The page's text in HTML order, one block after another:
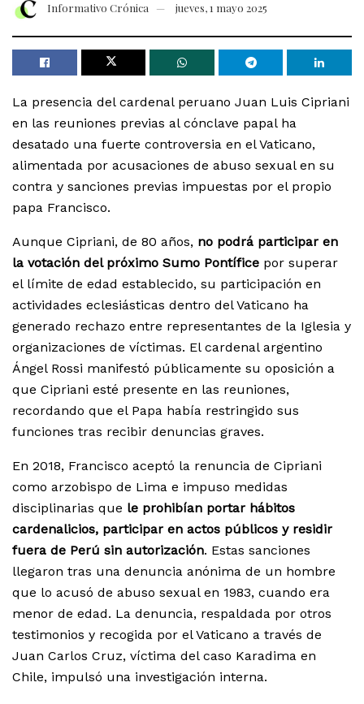
Informativo Crónica jueves, 1 mayo 2025
La presencia del cardenal peruano Juan Luis Cipriani
en las reuniones previas al cónclave papal ha
desatado una fuerte controversia en el Vaticano,
alimentada por acusaciones de abuso sexual en su
contra y sanciones previas impuestas por el propio
papa Francisco.
Aunque Cipriani, de 80 años, no podrá participar en
la votación del próximo Sumo Pontífice por superar
el límite de edad establecido, su participación en
actividades eclesiásticas dentro del Vaticano ha
generado rechazo entre representantes de la Iglesia y
organizaciones de víctimas. El cardenal argentino
Ángel Rossi manifestó públicamente su oposición a
que Cipriani esté presente en las reuniones,
recordando que el Papa había restringido sus
funciones tras recibir denuncias graves.
En 2018, Francisco aceptó la renuncia de Cipriani
como arzobispo de Lima e impuso medidas
disciplinarias que le prohibían portar hábitos
cardenalicios, participar en actos públicos y residir
fuera de Perú sin autorización. Estas sanciones
llegaron tras una denuncia anónima de un hombre
que lo acusó de abuso sexual en 1983, cuando era
menor de edad. La denuncia, respaldada por otros
testimonios y recogida por el Vaticano a través de
Juan Carlos Cruz, víctima del caso Karadima en
Chile, impulsó una investigación interna.